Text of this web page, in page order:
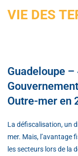
VIE DES
Guadeloupe
Outre-mer en
La défiscalisation, un
mer. Mais, l’avantage
les secteurs lors de la